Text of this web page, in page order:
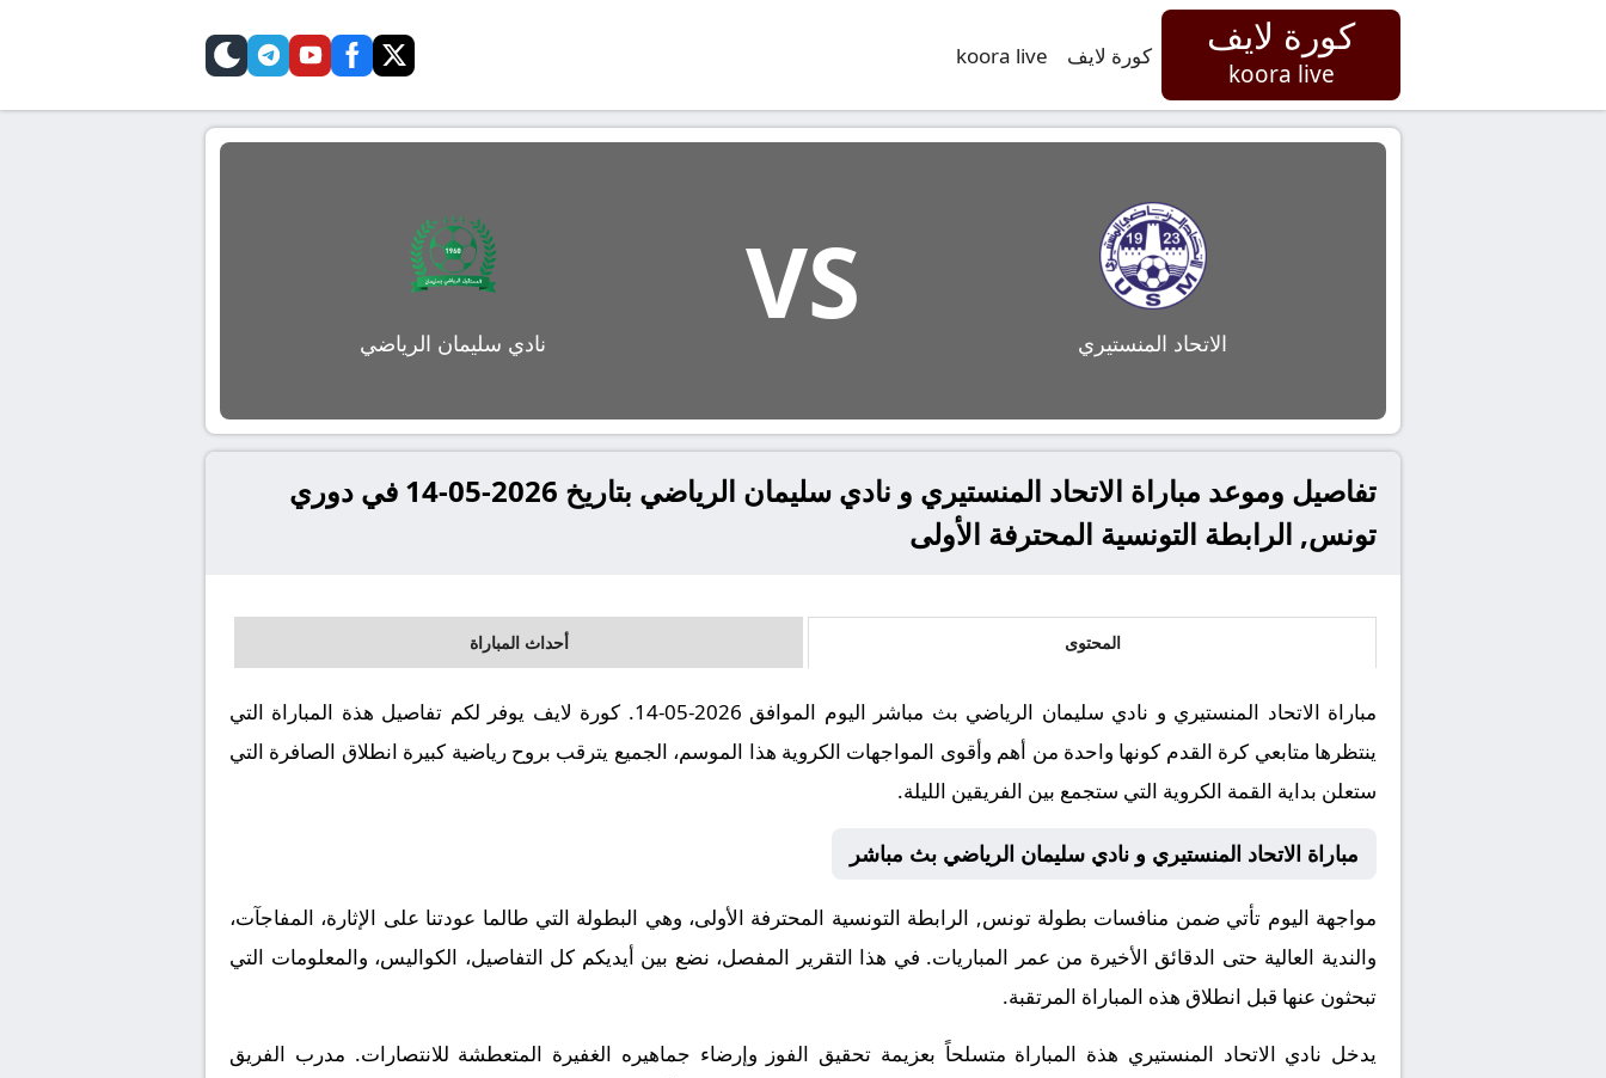
كورة لايف
koora live
كورة لايف koora live
twitter
facebook
youtube
telegram
skin
الاتحاد المنستيري VS نادي سليمان الرياضي
تفاصيل وموعد مباراة الاتحاد المنستيري و نادي سليمان الرياضي بتاريخ 2026-05-14 في دوري
تونس, الرابطة التونسية المحترفة الأولى
المحتوى أحداث المباراة
مباراة الاتحاد المنستيري و نادي سليمان الرياضي بث مباشر اليوم الموافق 2026-05-14. كورة لايف يوفر لكم تفاصيل هذة المباراة التي
ينتظرها متابعي كرة القدم كونها واحدة من أهم وأقوى المواجهات الكروية هذا الموسم، الجميع يترقب بروح رياضية كبيرة انطلاق الصافرة التي
ستعلن بداية القمة الكروية التي ستجمع بين الفريقين الليلة.
مباراة الاتحاد المنستيري و نادي سليمان الرياضي بث مباشر
مواجهة اليوم تأتي ضمن منافسات بطولة تونس, الرابطة التونسية المحترفة الأولى، وهي البطولة التي طالما عودتنا على الإثارة، المفاجآت،
والندية العالية حتى الدقائق الأخيرة من عمر المباريات. في هذا التقرير المفصل، نضع بين أيديكم كل التفاصيل، الكواليس، والمعلومات التي
تبحثون عنها قبل انطلاق هذه المباراة المرتقبة.
يدخل نادي الاتحاد المنستيري هذة المباراة متسلحاً بعزيمة تحقيق الفوز وإرضاء جماهيره الغفيرة المتعطشة للانتصارات. مدرب الفريق